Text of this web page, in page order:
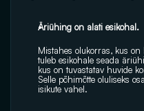
Äriühing on alati esikohal.
Mistahes olukorras, kus
tuleb esikohale seada
kus on tuvastatav huvide
Selle põhimõtte oluliseks
isikute vahel.